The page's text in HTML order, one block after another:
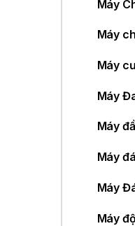
Máy
Máy
Máy
Máy
Máy
Máy
Máy
Máy